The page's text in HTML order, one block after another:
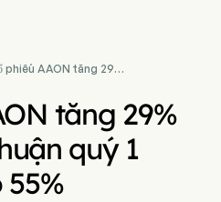
phiếu AAON tăng 29%
tăng 29%
quý 1